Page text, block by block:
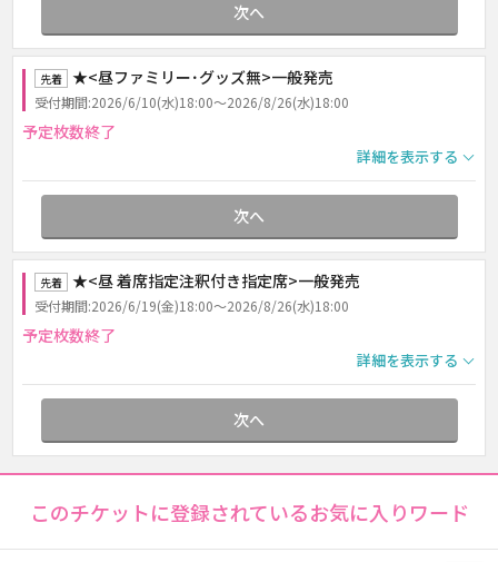
次へ
先着 ★<昼ファミリー･グッズ無>一般発売
受付期間:2026/6/10(水)18:00～2026/8/26(水)18:00
予定枚数終了
詳細を表示する
次へ
先着 ★<昼 着席指定注釈付き指定席>一般発売
受付期間:2026/6/19(金)18:00～2026/8/26(水)18:00
予定枚数終了
詳細を表示する
次へ
このチケットに登録されているお気に入りワード